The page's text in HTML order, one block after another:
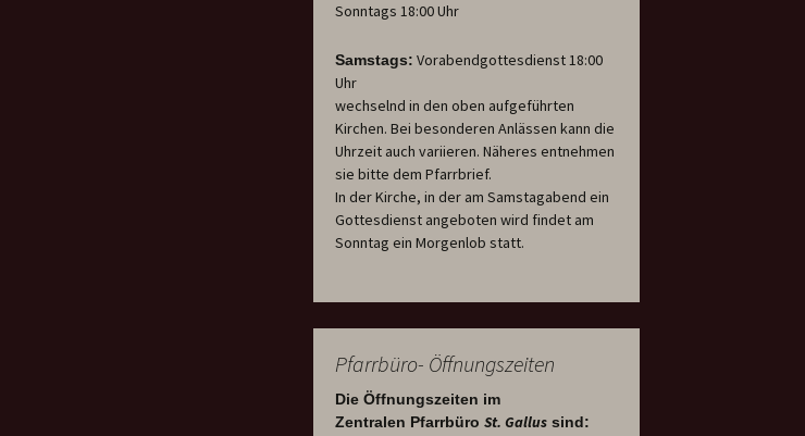
Sonntags 18:00 Uhr
Samstags: Vorabendgottesdienst 18:00
Uhr
wechselnd in den oben aufgeführten
Kirchen. Bei besonderen Anlässen kann die
Uhrzeit auch variieren. Näheres entnehmen
sie bitte dem Pfarrbrief.
In der Kirche, in der am Samstagabend ein
Gottesdienst angeboten wird findet am
Sonntag ein Morgenlob statt.
Pfarrbüro- Öffnungszeiten
Die Öffnungszeiten im
Zentralen Pfarrbüro St. Gallus sind: